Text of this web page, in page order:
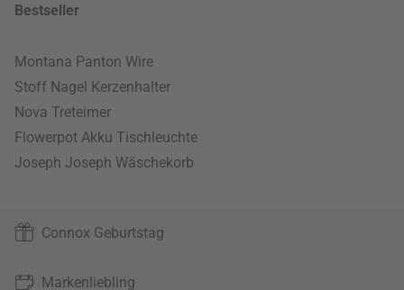
Bestseller
Montana Panton Wire
Stoff Nagel Kerzenhalter
Nova Treteimer
Flowerpot Akku Tischleuchte
Joseph Joseph Wäschekorb
Connox Geburtstag
Markenliebling